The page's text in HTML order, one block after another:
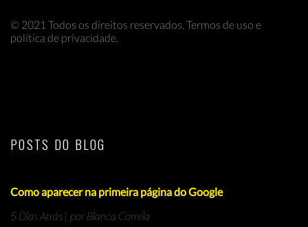
© 2021 Todos os direitos reservados. Termos de uso e
política de privacidade.
POSTS DO BLOG
Como aparecer na primeira página do Google
5 Dias Atrás | por Bianca Correia